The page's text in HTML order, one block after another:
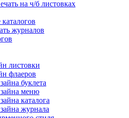
на ч/б листовках
журналов
листовки
флаеров
буклета
меню
каталога
журнала